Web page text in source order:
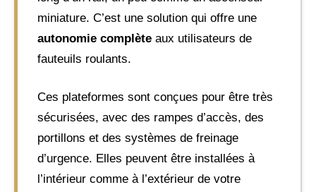
miniature. C’est une solution qui offre une
autonomie complète aux utilisateurs de
fauteuils roulants.
Ces plateformes sont conçues pour être très
sécurisées, avec des rampes d’accès, des
portillons et des systèmes de freinage
d’urgence. Elles peuvent être installées à
l’intérieur comme à l’extérieur de votre